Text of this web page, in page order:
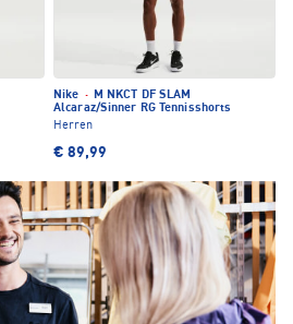
Nike ·
M NKCT DF SLAM
Alcaraz/Sinner RG Tennisshorts
Herren
€ 89,99